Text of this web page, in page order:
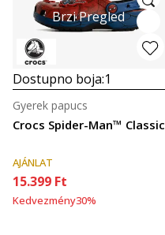
Brzi Pregled
Dostupno boja:1
Crocs Spider-Man™ Classic
Gyerek papucs
AJÁNLAT
15.399 Ft
Kedvezmény30%